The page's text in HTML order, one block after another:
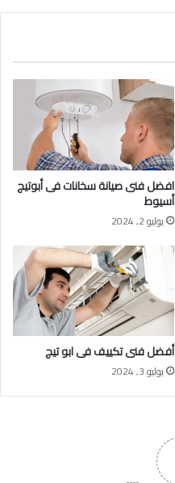
افضل فنى صيانة سخانات فى أبوتيج
أسيوط
يوليو 2, 2024
أفضل فنى تكييف فى ابو تيج
يوليو 3, 2024